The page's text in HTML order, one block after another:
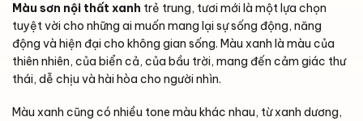
Màu sơn nội thất xanh trẻ trung, tươi mới là một lựa chọn
tuyệt vời cho những ai muốn mang lại sự sống động, năng
động và hiện đại cho không gian sống. Màu xanh là màu của
thiên nhiên, của biển cả, của bầu trời, mang đến cảm giác thư
thái, dễ chịu và hài hòa cho người nhìn.
Màu xanh cũng có nhiều tone màu khác nhau, từ xanh dương,